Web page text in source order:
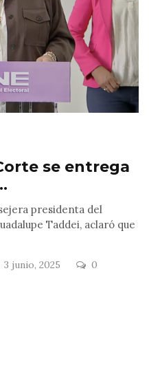
se entrega
presidenta del
Taddei, aclaró que
3 junio, 2025 0